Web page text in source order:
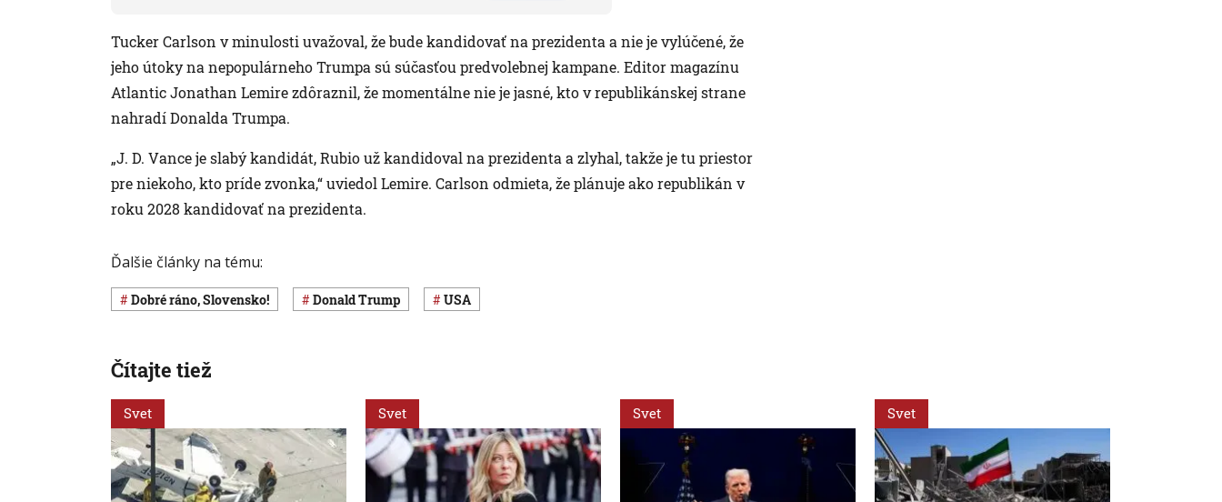
Tucker Carlson v minulosti uvažoval, že bude kandidovať na prezidenta a nie je vylúčené, že
jeho útoky na nepopulárneho Trumpa sú súčasťou predvolebnej kampane. Editor magazínu
Atlantic Jonathan Lemire zdôraznil, že momentálne nie je jasné, kto v republikánskej strane
nahradí Donalda Trumpa.
„J. D. Vance je slabý kandidát, Rubio už kandidoval na prezidenta a zlyhal, takže je tu priestor
pre niekoho, kto príde zvonka,“ uviedol Lemire. Carlson odmieta, že plánuje ako republikán v
roku 2028 kandidovať na prezidenta.
Ďalšie články na tému:
Dobré ráno, Slovensko! Donald Trump USA
Čítajte tiež
Svet Svet Svet Svet